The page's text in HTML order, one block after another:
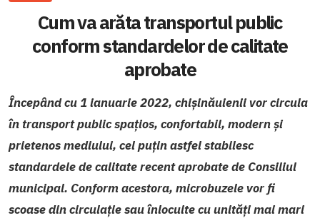
Cum va arăta transportul public
conform standardelor de calitate
aprobate
Începând cu 1 ianuarie 2022, chișinăuienii vor circula
în transport public spațios, confortabil, modern și
prietenos mediului, cel puțin astfel stabilesc
standardele de calitate recent aprobate de Consiliul
municipal. Conform acestora, microbuzele vor fi
scoase din circulație sau înlocuite cu unități mai mari